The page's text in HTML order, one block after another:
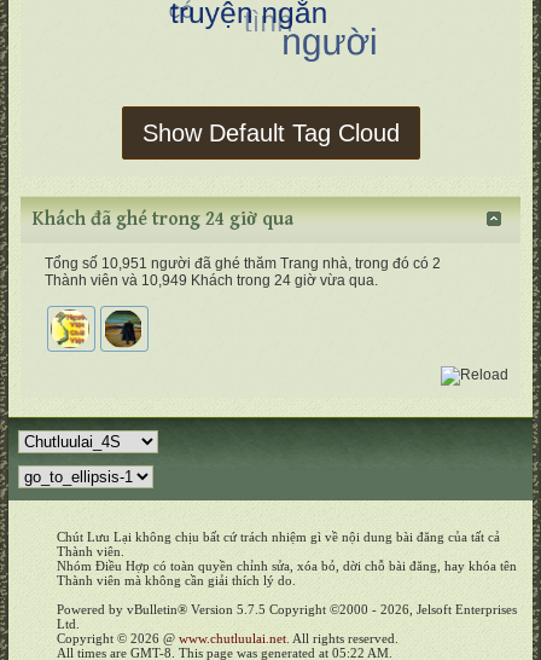
Show Default Tag Cloud
Khách đã ghé trong 24 giờ qua
Tổng số 10,951 người đã ghé thăm Trang nhà, trong đó có 2
Thành viên và 10,949 Khách trong 24 giờ vừa qua.
Chút Lưu Lại không chịu bất cứ trách nhiệm gì về nội dung bài đăng của tất cả
Thành viên.
Nhóm Điều Hợp có toàn quyền chỉnh sửa, xóa bỏ, dời chỗ bài đăng, hay khóa tên
Thành viên mà không cần giải thích lý do.
Powered by vBulletin® Version 5.7.5 Copyright ©2000 - 2026, Jelsoft Enterprises
Ltd.
Copyright © 2026 @ www.chutluulai.net . All rights reserved.
All times are GMT-8. This page was generated at 05:22 AM.